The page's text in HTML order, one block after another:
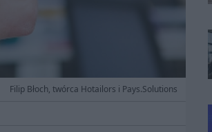
Filip Błoch, twórca Hotailors i Pays.Solutions